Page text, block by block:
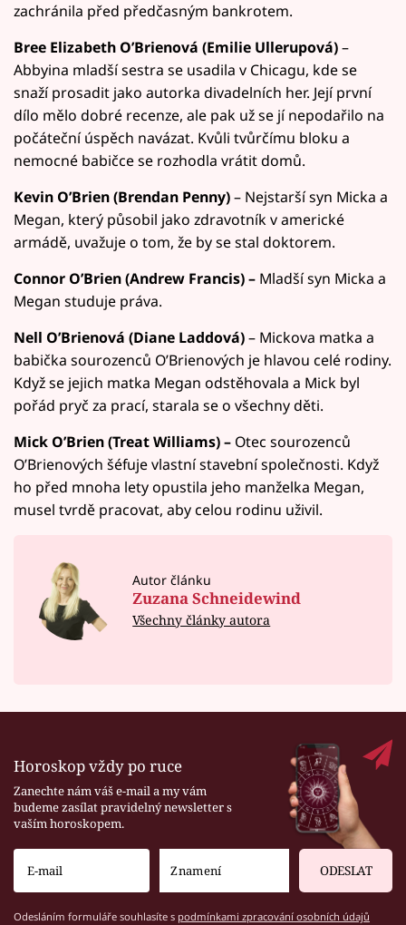
zachránila před předčasným bankrotem.
Bree Elizabeth O’Brienová (Emilie Ullerupová)–
Abbyina mladší sestra se usadila v Chicagu, kde se
snaží prosadit jako autorka divadelních her. Její první
dílo mělo dobré recenze, ale pak už se jí nepodařilo na
počáteční úspěch navázat. Kvůli tvůrčímu bloku a
nemocné babičce se rozhodla vrátit domů.
Kevin O’Brien (Brendan Penny)– Nejstarší syn Micka a
Megan, který působil jako zdravotník v americké
armádě, uvažuje o tom, že by se stal doktorem.
Connor O’Brien (Andrew Francis) – Mladší syn Micka a
Megan studuje práva.
Nell O’Brienová (Diane Laddová)– Mickova matka a
babička sourozenců O’Brienových je hlavou celé rodiny.
Když se jejich matka Megan odstěhovala a Mick byl
pořád pryč za prací, starala se o všechny děti.
Mick O’Brien (Treat Williams) – Otec sourozenců
O’Brienových šéfuje vlastní stavební společnosti. Když
ho před mnoha lety opustila jeho manželka Megan,
musel tvrdě pracovat, aby celou rodinu uživil.
Autor článku
Zuzana Schneidewind
Všechny články autora
Horoskop vždy po ruce
Zanechte nám váš e-mail a my vám
budeme zasílat pravidelný newsletter s
vaším horoskopem.
ODESLAT
Odesláním formuláře souhlasíte s podmínkami zpracování osobních údajů